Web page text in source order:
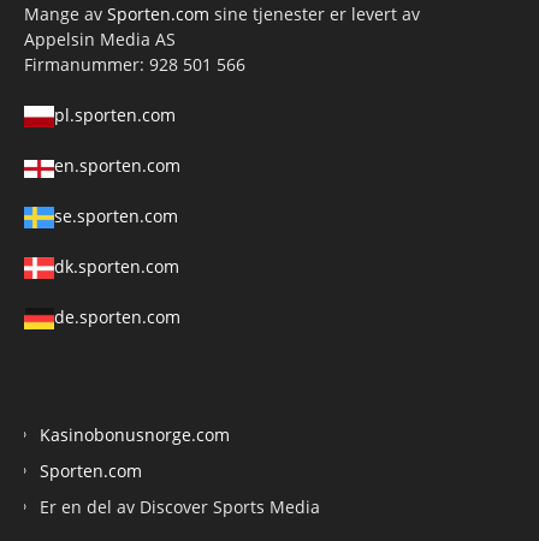
Mange av Sporten.com sine tjenester er levert av
Appelsin Media AS
Firmanummer: 928 501 566
pl.sporten.com
en.sporten.com
se.sporten.com
dk.sporten.com
de.sporten.com
Kasinobonusnorge.com
Sporten.com
Er en del av Discover Sports Media